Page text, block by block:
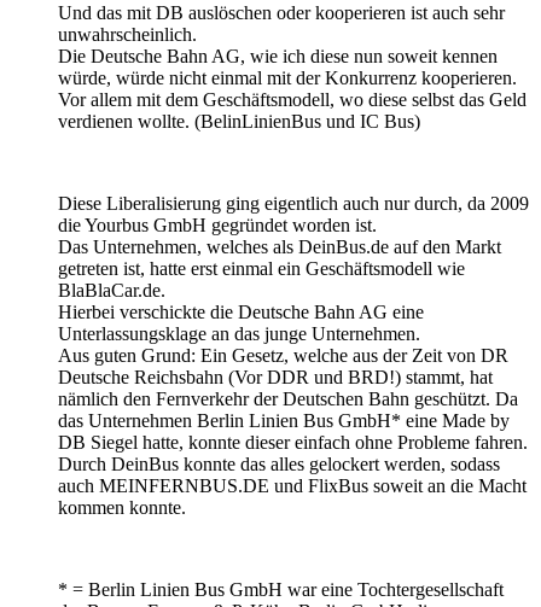
Und das mit DB auslöschen oder kooperieren ist auch sehr
unwahrscheinlich.
Die Deutsche Bahn AG, wie ich diese nun soweit kennen
würde, würde nicht einmal mit der Konkurrenz kooperieren.
Vor allem mit dem Geschäftsmodell, wo diese selbst das Geld
verdienen wollte. (BelinLinienBus und IC Bus)
Diese Liberalisierung ging eigentlich auch nur durch, da 2009
die Yourbus GmbH gegründet worden ist.
Das Unternehmen, welches als DeinBus.de auf den Markt
getreten ist, hatte erst einmal ein Geschäftsmodell wie
BlaBlaCar.de.
Hierbei verschickte die Deutsche Bahn AG eine
Unterlassungsklage an das junge Unternehmen.
Aus guten Grund: Ein Gesetz, welche aus der Zeit von DR
Deutsche Reichsbahn (Vor DDR und BRD!) stammt, hat
nämlich den Fernverkehr der Deutschen Bahn geschützt. Da
das Unternehmen Berlin Linien Bus GmbH* eine Made by
DB Siegel hatte, konnte dieser einfach ohne Probleme fahren.
Durch DeinBus konnte das alles gelockert werden, sodass
auch MEINFERNBUS.DE und FlixBus soweit an die Macht
kommen konnte.
* = Berlin Linien Bus GmbH war eine Tochtergesellschaft